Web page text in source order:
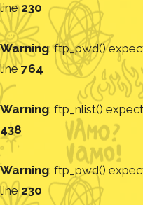
line230
Warning: ftp_pwd()
line764
Warning: ftp_nlist()
438
Warning: ftp_pwd()
line230